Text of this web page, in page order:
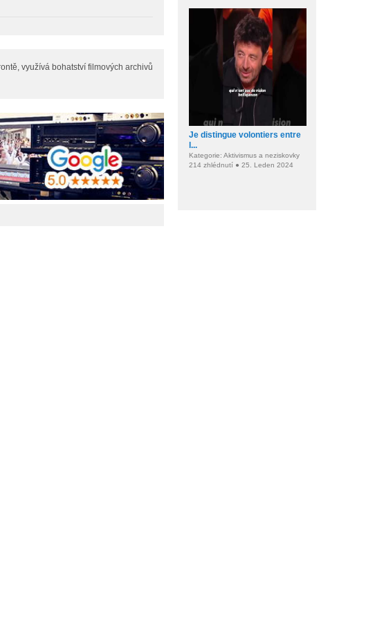
využívá bohatství filmových archivů
Je distingue volontiers entre
l...
Kategorie: Aktivismus a neziskovky
214 zhlédnutí ● 25. Leden 2024